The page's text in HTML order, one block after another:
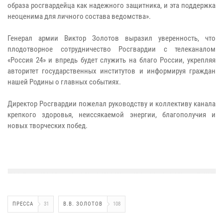
образа росгвардейца как надежного защитника, и эта поддержка
неоценима для личного состава ведомства».
Генерал армии Виктор Золотов выразил уверенность, что
плодотворное сотрудничество Росгвардии с телеканалом
«Россия 24» и впредь будет служить на благо России, укрепляя
авторитет государственных институтов и информируя граждан
нашей Родины о главных событиях.
Директор Росгвардии пожелал руководству и коллективу канала
крепкого здоровья, неиссякаемой энергии, благополучия и
новых творческих побед.
ПРЕССА 31 В.В. ЗОЛОТОВ 108